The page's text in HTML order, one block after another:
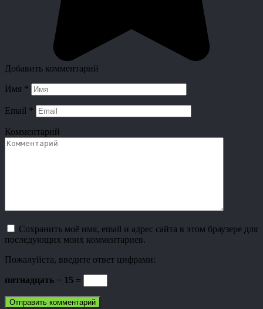
Добавить комментарий
Имя *
Email *
Комментарий
Сохранить моё имя, email и адрес сайта в этом браузере для
последующих моих комментариев.
Пожалуйста, введите ответ цифрами:
пятнадцать − 15 =